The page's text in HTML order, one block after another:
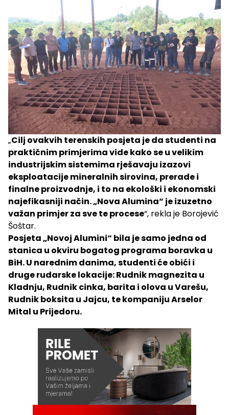
„Cilj ovakvih terenskih posjeta je da studenti na
praktičnim primjerima vide kako se u velikim
industrijskim sistemima rješavaju izazovi
eksploatacije mineralnih sirovina, prerade i
finalne proizvodnje, i to na ekološki i ekonomski
najefikasniji način. „Nova Alumina“ je izuzetno
važan primjer za sve te procese“, rekla je Borojević
Šoštar.
Posjeta „Novoj Alumini“ bila je samo jedna od
stanica u okviru bogatog programa boravka u
BiH. U narednim danima, studenti će obići i
druge rudarske lokacije: Rudnik magnezita u
Kladnju, Rudnik cinka, barita i olova u Varešu,
Rudnik boksita u Jajcu, te kompaniju Arselor
Mital u Prijedoru.